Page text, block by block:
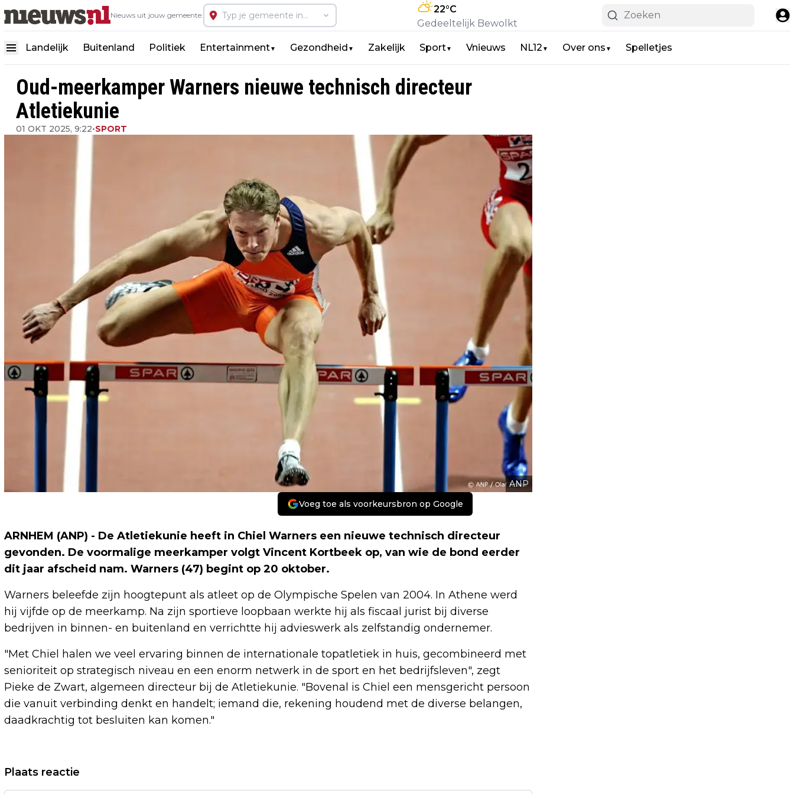
Nieuws uit jouw gemeente:
22°C
Gedeeltelijk Bewolkt
Landelijk Buitenland Politiek Entertainment▼ Gezondheid ▼ Zakelijk Sport▼ Vnieuws NL12 ▼ Over ons ▼ Spelletjes
Oud-meerkamper Warners nieuwe technisch directeur
Atletiekunie
01 OKT 2025, 9:22•SPORT
ANP
Voeg toe als voorkeursbron op Google
ARNHEM (ANP) - De Atletiekunie heeft in Chiel Warners een nieuwe technisch directeur
gevonden. De voormalige meerkamper volgt Vincent Kortbeek op, van wie de bond eerder
dit jaar afscheid nam. Warners (47) begint op 20 oktober.
Warners beleefde zijn hoogtepunt als atleet op de Olympische Spelen van 2004. In Athene werd
hij vijfde op de meerkamp. Na zijn sportieve loopbaan werkte hij als fiscaal jurist bij diverse
bedrijven in binnen- en buitenland en verrichtte hij advieswerk als zelfstandig ondernemer.
"Met Chiel halen we veel ervaring binnen de internationale topatletiek in huis, gecombineerd met
senioriteit op strategisch niveau en een enorm netwerk in de sport en het bedrijfsleven", zegt
Pieke de Zwart, algemeen directeur bij de Atletiekunie. "Bovenal is Chiel een mensgericht persoon
die vanuit verbinding denkt en handelt; iemand die, rekening houdend met de diverse belangen,
daadkrachtig tot besluiten kan komen."
Vorig artikel
LIVERPOOL-AANVOERDER VAN DIJK AMSTERDAMSE AEX-INDEX OMLAAG NA
Plaats reactie